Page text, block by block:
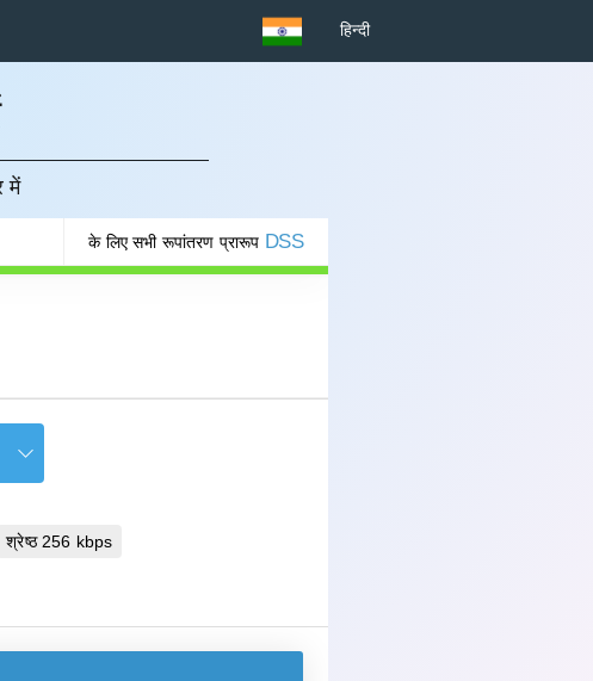
हिन्दी
में
के लिए सभी रूपांतरण प्रारूप DSS
श्रेष्ठ 256 kbps